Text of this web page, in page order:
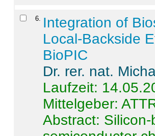
6
Integration of
Local-Backside
BioPIC
Dr. rer. nat.
Laufzeit:
Mittelgeber:
Abstract: